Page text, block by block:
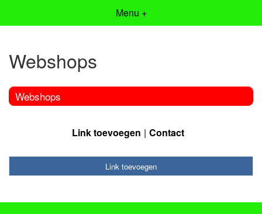
Menu +
Webshops
Webshops
Link toevoegen Contact
Link toevoegen